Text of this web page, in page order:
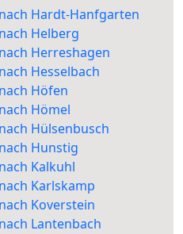
Hardt-Hanfgarten
Helberg
Herreshagen
Hesselbach
Höfen
Hömel
Hülsenbusch
Hunstig
Kalkuhl
Karlskamp
Koverstein
Lantenbach